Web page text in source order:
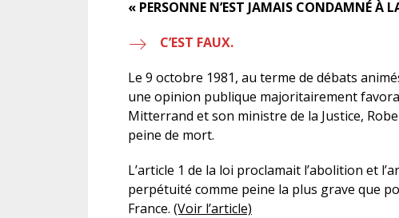
« PERSONNE N’EST JAMAIS CONDAMNÉ À
C’EST FAUX.
Le 9 octobre 1981, au terme de débats
une opinion publique majoritairement
Mitterrand et son ministre de la Justice,
peine de mort.
L’article 1 de la loi proclamait l’abolition et
perpétuité comme peine la plus grave que
France. (Voir l’article)